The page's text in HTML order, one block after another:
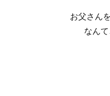
お父さん
なん